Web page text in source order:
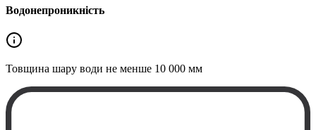
Водонепроникність
Товщина шару води не менше 10 000 мм